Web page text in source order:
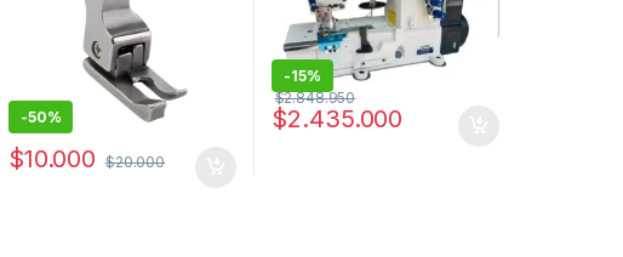
-50%
$10.000 $20.000
-15%
$2.435.000
$2.848.950